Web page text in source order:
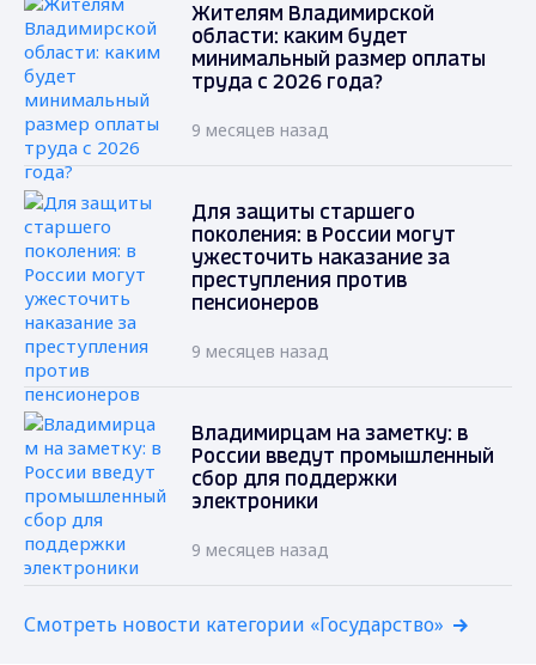
Жителям Владимирской
области: каким будет
минимальный размер оплаты
труда с 2026 года?
9 месяцев назад
Для защиты старшего
поколения: в России могут
ужесточить наказание за
преступления против
пенсионеров
9 месяцев назад
Владимирцам на заметку: в
России введут промышленный
сбор для поддержки
электроники
9 месяцев назад
Смотреть новости категории «Государство»